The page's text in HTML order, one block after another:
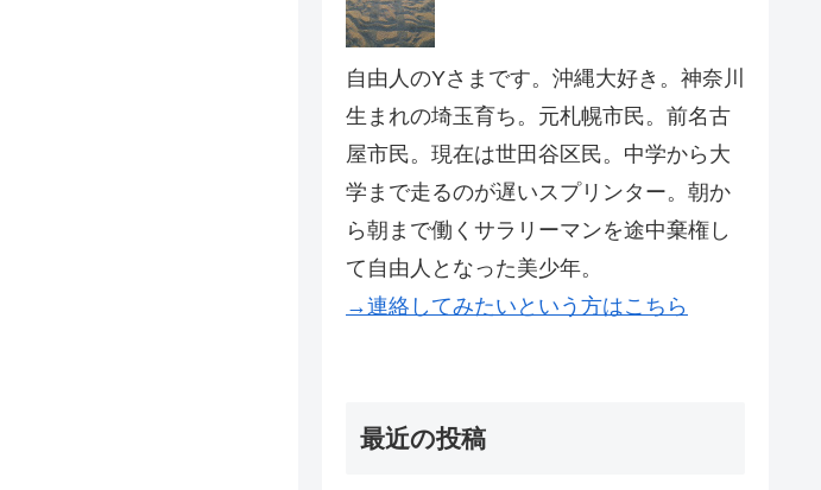
自由人のYさまです。沖縄大好き。神奈川
生まれの埼玉育ち。元札幌市民。前名古
屋市民。現在は世田谷区民。中学から大
学まで走るのが遅いスプリンター。朝か
ら朝まで働くサラリーマンを途中棄権し
て自由人となった美少年。
→連絡してみたいという方はこちら
最近の投稿